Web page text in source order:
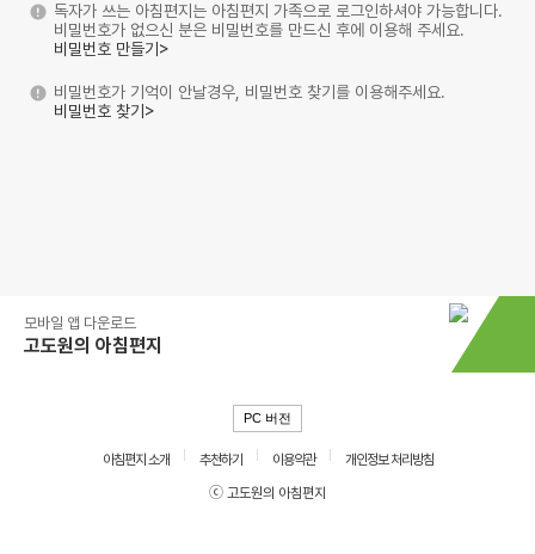
독자가 쓰는 아침편지는 아침편지 가족으로 로그인하셔야 가능합니다.
비밀번호가 없으신 분은 비밀번호를 만드신 후에 이용해 주세요.
비밀번호 만들기>
비밀번호가 기억이 안날경우, 비밀번호 찾기를 이용해주세요.
비밀번호 찾기>
모바일 앱 다운로드
고도원의 아침편지
PC 버전
아침편지 소개 추천하기 이용약관
개인정보 처리방침
ⓒ 고도원의 아침편지